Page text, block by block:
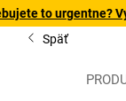
Vybrané
Späť